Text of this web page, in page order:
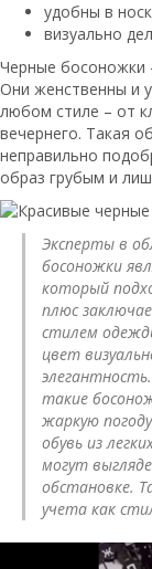
удобны в
визуально
Черные босоножки
Они женственны и
любом стиле – от
вечернего. Такая
неправильно
образ грубым и
Эксперты в
босоножки
который
плюс
стилем
цвет
такие
жаркую
обувь из
могут
обстановке.
учета как